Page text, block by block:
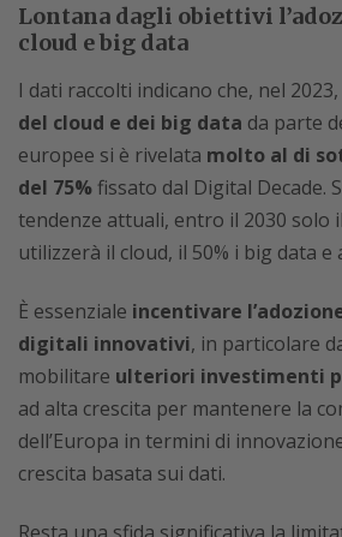
Lontana dagli obiettivi
cloud e big data
I dati raccolti indicano che, nel 2023,
del cloud e dei big data da parte
europee si è rivelata molto al di
del 75%fissato dal Digital Decade.
tendenze attuali, entro il 2030 solo
utilizzerà il cloud, il 50% i big data e
È essenziale incentivare
digitali innovativi, in particolare
mobilitare ulteriori investimenti
ad alta crescita per mantenere la
dell’Europa in termini di
crescita basata sui dati.